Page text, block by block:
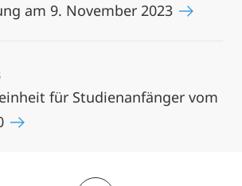
am 9. November 2023
für Studienanfänger vom